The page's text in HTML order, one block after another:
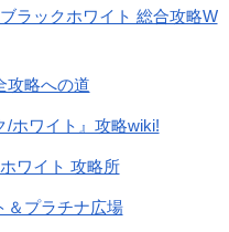
ラックホワイト 総合攻略W
攻略への道
/ホワイト』攻略wiki!
ワイト 攻略所
＆プラチナ広場